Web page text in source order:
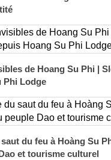
de Hoang Su Phi |
Phi Lodge
du feu à Hoàng Su
et tourisme culturel